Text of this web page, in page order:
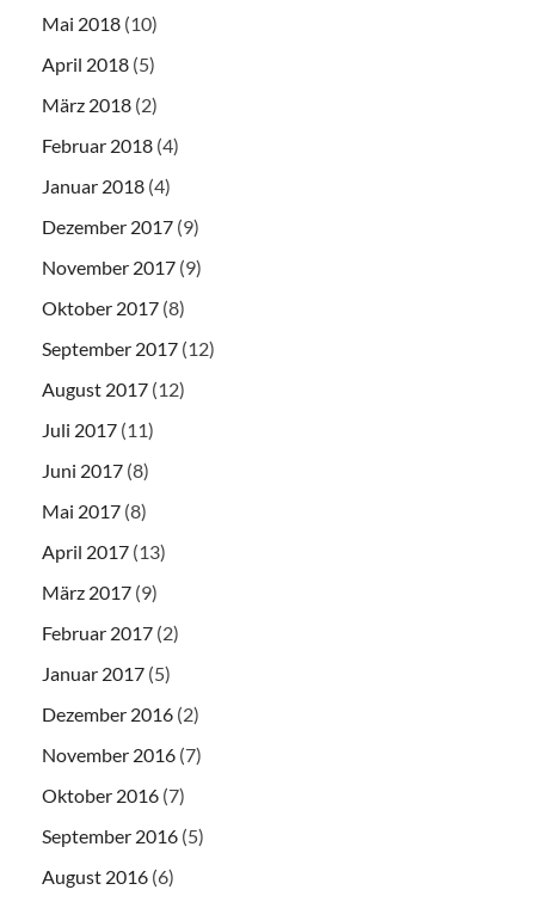
Mai 2018 (10)
April 2018 (5)
März 2018 (2)
Februar 2018 (4)
Januar 2018 (4)
Dezember 2017 (9)
November 2017 (9)
Oktober 2017 (8)
September 2017 (12)
August 2017 (12)
Juli 2017 (11)
Juni 2017 (8)
Mai 2017 (8)
April 2017 (13)
März 2017 (9)
Februar 2017 (2)
Januar 2017 (5)
Dezember 2016 (2)
November 2016 (7)
Oktober 2016 (7)
September 2016 (5)
August 2016 (6)